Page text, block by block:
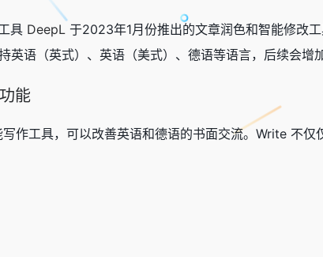
具 DeepL 于2023年1月份推出的文章润色和智能修改
英语（英式）、英语（美式）、德语等语言，后续会增
能
作工具，可以改善英语和德语的书面交流。Write 不